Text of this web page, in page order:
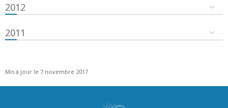
2012
2011
Mis à jour le 7 novembre 2017